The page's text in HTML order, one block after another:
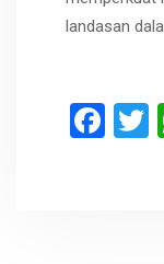
landasan
F